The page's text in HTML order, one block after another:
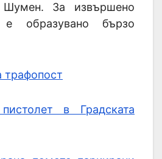
Шумен. За извършено
е образувано бързо
трафопост
в Градската